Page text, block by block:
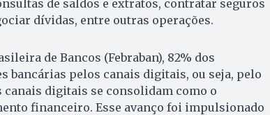
de saldos e extratos, contratar seguros
dívidas, entre outras operações.
de Bancos (Febraban), 82% dos
bancárias pelos canais digitais, ou seja, pelo
digitais se consolidam como o
financeiro. Esse avanço foi impulsionado